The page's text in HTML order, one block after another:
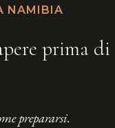
NAMIBIA
prima di
prepararsi.